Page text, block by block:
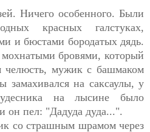
Ничего особенного. Были
красных галстуках,
и бюстами бородатых дядь.
бровями, который
челюсть, мужик с башмаком
замахивался на саксаулы, у
на лысине было
он пел: "Дадуда дуда...".
со страшным шрамом через